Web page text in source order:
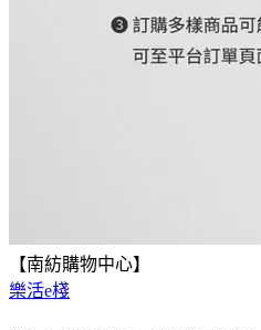
【南紡購物中心】
樂活e棧